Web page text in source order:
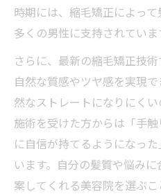
時期には、縮毛矯正によって
多くの男性に支持されていま
さらに、最新の縮毛矯正技
自然な質感やツヤ感を実現
然なストレートになりにく
施術を受けた方からは「手
に自信が持てるようになっ
います。自分の髪質や悩み
案してくれる美容院を選ぶ